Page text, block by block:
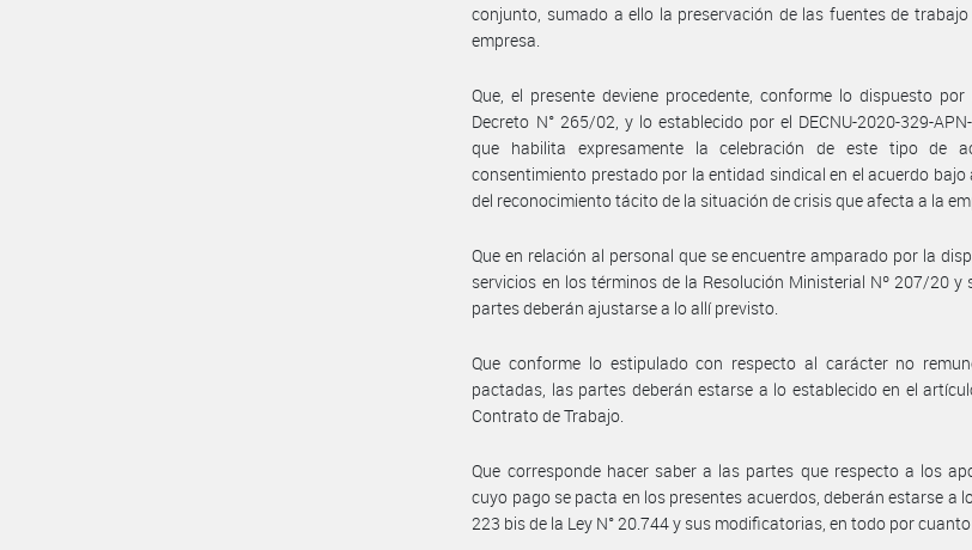
conjunto, sumado a ello la preservación de las fuentes de
empresa.
Que, el presente deviene procedente, conforme lo dispuesto
Decreto N° 265/02, y lo establecido por el DECNU-2020-329-
que habilita expresamente la celebración de este tipo de
consentimiento prestado por la entidad sindical en el acuerdo bajo
del reconocimiento tácito de la situación de crisis que afecta a la
Que en relación al personal que se encuentre amparado por la
servicios en los términos de la Resolución Ministerial Nº 207/20
partes deberán ajustarse a lo allí previsto.
Que conforme lo estipulado con respecto al carácter no
pactadas, las partes deberán estarse a lo establecido en el
Contrato de Trabajo.
Que corresponde hacer saber a las partes que respecto a los
cuyo pago se pacta en los presentes acuerdos, deberán estarse a
223 bis de la Ley N° 20.744 y sus modificatorias, en todo por